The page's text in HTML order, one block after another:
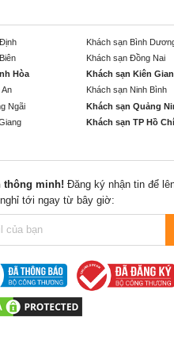
Khách sạn Bình
Khách sạn Đồng Nai
Hòa
Khách sạn Kiên
An
Khách sạn Ninh Bình
Ngãi
Khách sạn Quảng
Khách sạn TP Hồ
thông minh! Đăng ký nhận tin để
tới ngay từ bây giờ: